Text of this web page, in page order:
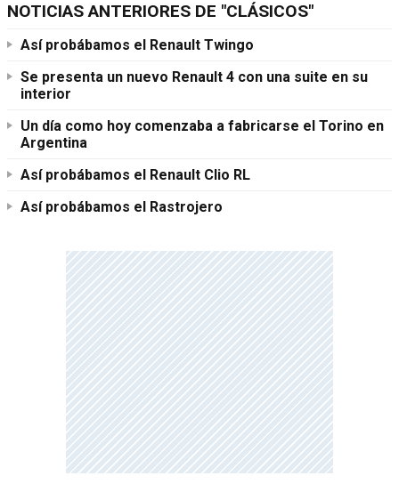
NOTICIAS ANTERIORES DE "CLÁSICOS"
Así probábamos el Renault Twingo
Se presenta un nuevo Renault 4 con una suite en su
interior
Un día como hoy comenzaba a fabricarse el Torino en
Argentina
Así probábamos el Renault Clio RL
Así probábamos el Rastrojero